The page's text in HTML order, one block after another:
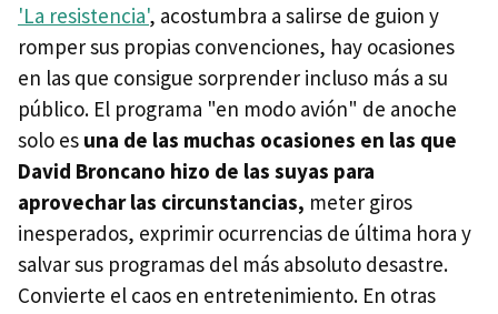
'La resistencia', acostumbra a salirse de guion y
romper sus propias convenciones, hay ocasiones
en las que consigue sorprender incluso más a su
público. El programa "en modo avión" de anoche
solo es una de las muchas ocasiones en las que
David Broncano hizo de las suyas para
aprovechar las circunstancias, meter giros
inesperados, exprimir ocurrencias de última hora y
salvar sus programas del más absoluto desastre.
Convierte el caos en entretenimiento. En otras